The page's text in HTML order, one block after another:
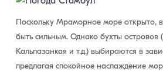
Поскольку Мраморное море открыто,
быть сильным. Однако бухты
Кальпазанкая и т.д.) выбираются в
предлагая спокойное наслаждение